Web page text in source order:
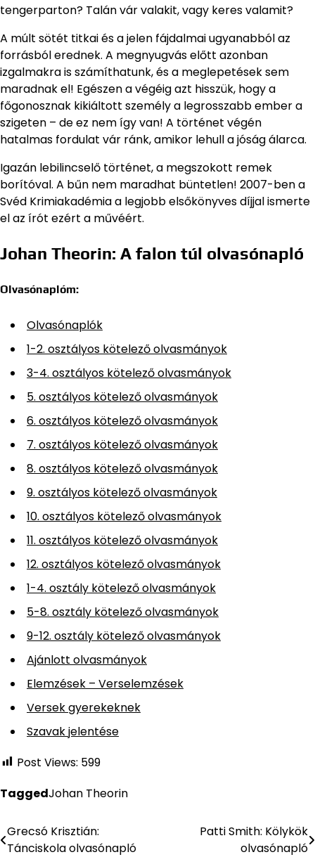
tengerparton? Talán vár valakit, vagy keres valamit?
A múlt sötét titkai és a jelen fájdalmai ugyanabból az
forrásból erednek. A megnyugvás előtt azonban
izgalmakra is számíthatunk, és a meglepetések sem
maradnak el! Egészen a végéig azt hisszük, hogy a
főgonosznak kikiáltott személy a legrosszabb ember a
szigeten – de ez nem így van! A történet végén
hatalmas fordulat vár ránk, amikor lehull a jóság álarca.
Igazán lebilincselő történet, a megszokott remek
borítóval. A bűn nem maradhat büntetlen! 2007-ben a
Svéd Krimiakadémia a legjobb elsőkönyves díjjal ismerte
el az írót ezért a művéért.
Johan Theorin: A falon túl olvasónapló
Olvasónaplóm:
Olvasónaplók
1-2. osztályos kötelező olvasmányok
3-4. osztályos kötelező olvasmányok
5. osztályos kötelező olvasmányok
6. osztályos kötelező olvasmányok
7. osztályos kötelező olvasmányok
8. osztályos kötelező olvasmányok
9. osztályos kötelező olvasmányok
10. osztályos kötelező olvasmányok
11. osztályos kötelező olvasmányok
12. osztályos kötelező olvasmányok
1-4. osztály kötelező olvasmányok
5-8. osztály kötelező olvasmányok
9-12. osztály kötelező olvasmányok
Ajánlott olvasmányok
Elemzések – Verselemzések
Versek gyerekeknek
Szavak jelentése
Post Views: 599
TaggedJohan Theorin
Bejegyzés
Grecsó Krisztián:
Tánciskola olvasónapló
Patti Smith: Kölykök
olvasónapló